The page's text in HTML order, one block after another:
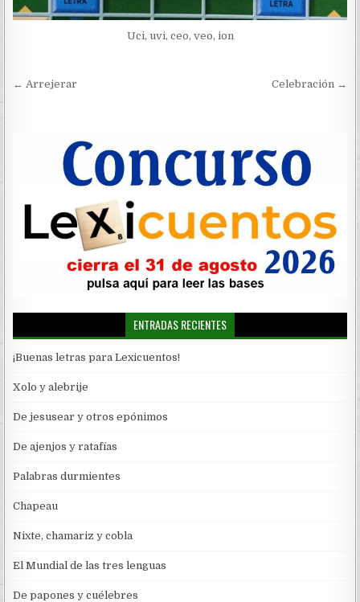
Uci, uvi, ceo, veo, ion
Navegación
← Arrejerar Celebración →
ENTRADAS RECIENTES
¡Buenas letras para Lexicuentos!
Xolo y alebrije
De jesusear y otros epónimos
De ajenjos y ratafías
Palabras durmientes
Chapeau
Nixte, chamariz y cobla
El Mundial de las tres lenguas
De papones y cuélebres